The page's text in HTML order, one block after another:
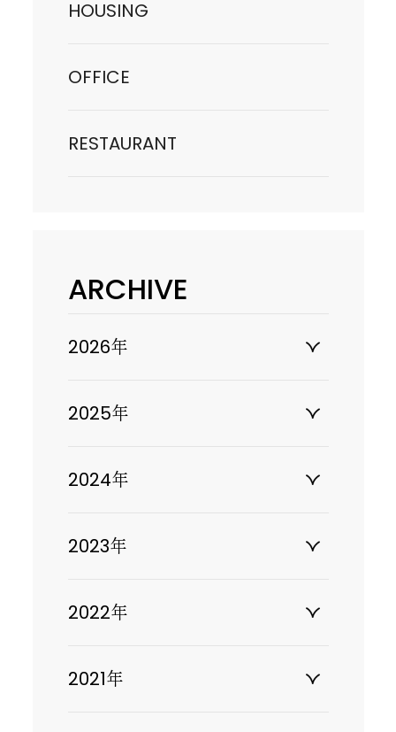
HOUSING
OFFICE
RESTAURANT
ARCHIVE
2026年
2025年
2024年
2023年
2022年
2021年